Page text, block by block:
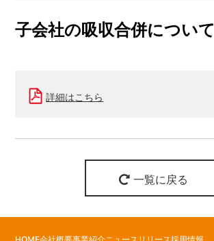
子会社の吸収合併について
詳細はこちら
一覧に戻る